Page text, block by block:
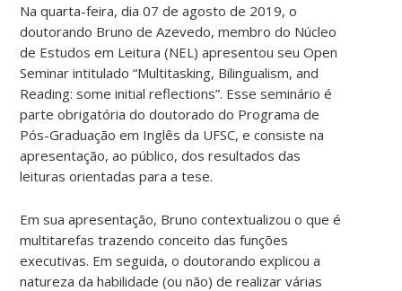
Na quarta-feira, dia 07 de agosto de 2019, o
doutorando Bruno de Azevedo, membro do Núcleo
de Estudos em Leitura (NEL) apresentou seu Open
Seminar intitulado “Multitasking, Bilingualism, and
Reading: some initial reflections”. Esse seminário é
parte obrigatória do doutorado do Programa de
Pós-Graduação em Inglês da UFSC, e consiste na
apresentação, ao público, dos resultados das
leituras orientadas para a tese.
Em sua apresentação, Bruno contextualizou o que é
multitarefas trazendo conceito das funções
executivas. Em seguida, o doutorando explicou a
natureza da habilidade (ou não) de realizar várias